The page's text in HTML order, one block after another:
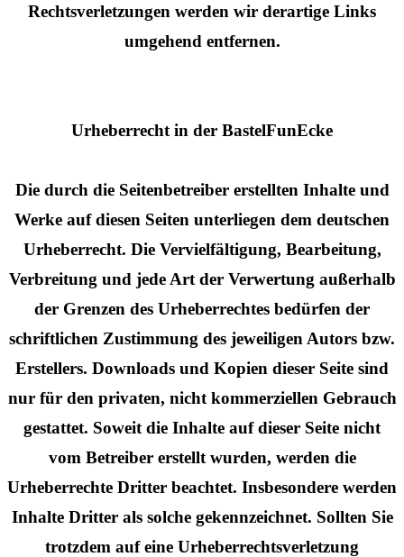
Rechtsverletzungen werden wir derartige Links
umgehend entfernen.
Urheberrecht in der BastelFunEcke
Die durch die Seitenbetreiber erstellten Inhalte und
Werke auf diesen Seiten unterliegen dem deutschen
Urheberrecht. Die Vervielfältigung, Bearbeitung,
Verbreitung und jede Art der Verwertung außerhalb
der Grenzen des Urheberrechtes bedürfen der
schriftlichen Zustimmung des jeweiligen Autors bzw.
Erstellers. Downloads und Kopien dieser Seite sind
nur für den privaten, nicht kommerziellen Gebrauch
gestattet. Soweit die Inhalte auf dieser Seite nicht
vom Betreiber erstellt wurden, werden die
Urheberrechte Dritter beachtet. Insbesondere werden
Inhalte Dritter als solche gekennzeichnet. Sollten Sie
trotzdem auf eine Urheberrechtsverletzung